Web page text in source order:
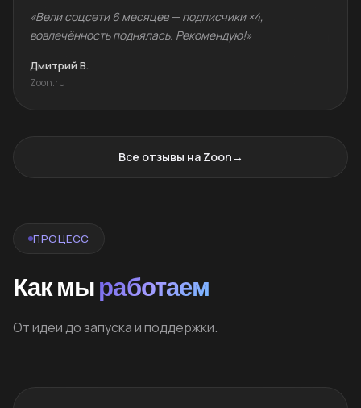
«Вели соцсети 6 месяцев — подписчики ×4,
вовлечённость поднялась. Рекомендую!»
Дмитрий В.
Zoon.ru
Все отзывы на Zoon→
ПРОЦЕСС
Как мыработаем
От идеи до запуска и поддержки.